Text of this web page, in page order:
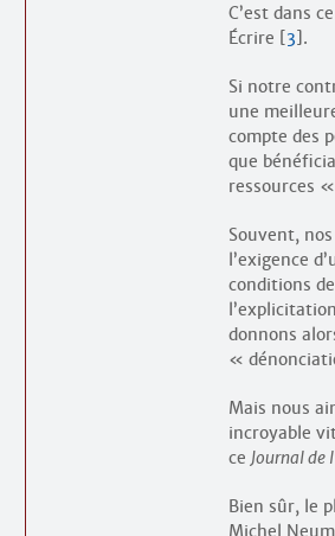
C’est dans
Écrire [3].
Si notre
une
compte des
que
ressources
Souvent,
l’exigence
conditions
donnons
«
Mais nous
incroyable
ce Journal de
Bien sûr, le
Michel